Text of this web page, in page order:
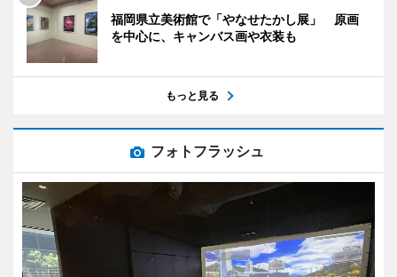
福岡県立美術館で「やなせたかし展」 原画
を中心に、キャンバス画や衣装も
もっと見る
フォトフラッシュ